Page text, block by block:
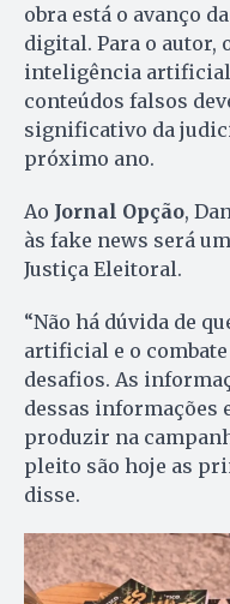
obra está o avanço
digital. Para o autor,
inteligência artificial
conteúdos falsos
significativo da
próximo ano.
Ao Jornal Opção,
às fake news será
Justiça Eleitoral.
“Não há dúvida de
artificial e o
desafios. As
dessas informações
produzir na
pleito são hoje as
disse.